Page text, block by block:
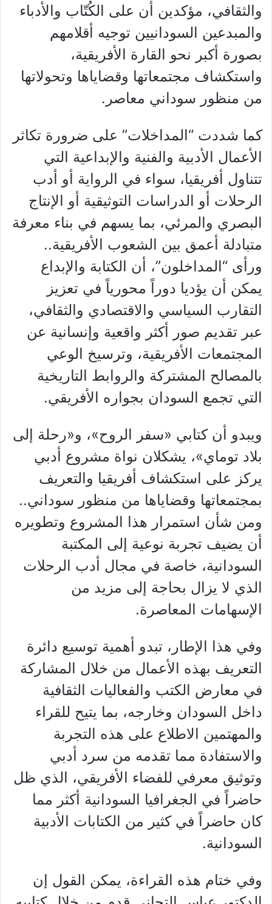
والثقافي، مؤكدين أن على الكُتّاب والأدباء
والمبدعين السودانيين توجيه أقلامهم
بصورة أكبر نحو القارة الأفريقية،
واستكشاف مجتمعاتها وقضاياها وتحولاتها
من منظور سوداني معاصر.
كما شددت “المداخلات” على ضرورة تكاثر
الأعمال الأدبية والفنية والإبداعية التي
تتناول أفريقيا، سواء في الرواية أو أدب
الرحلات أو الدراسات التوثيقية أو الإنتاج
البصري والمرئي، بما يسهم في بناء معرفة
متبادلة أعمق بين الشعوب الأفريقية..
ورأى “المداخلون”، أن الكتابة والإبداع
يمكن أن يؤديا دوراً محورياً في تعزيز
التقارب السياسي والاقتصادي والثقافي،
عبر تقديم صور أكثر واقعية وإنسانية عن
المجتمعات الأفريقية، وترسيخ الوعي
بالمصالح المشتركة والروابط التاريخية
التي تجمع السودان بجواره الأفريقي.
ويبدو أن كتابي «سفر الروح»، و«رحلة إلى
بلاد توماي»، يشكلان نواة مشروع أدبي
يركز على استكشاف أفريقيا والتعريف
بمجتمعاتها وقضاياها من منظور سوداني..
ومن شأن استمرار هذا المشروع وتطويره
أن يضيف تجربة نوعية إلى المكتبة
السودانية، خاصة في مجال أدب الرحلات
الذي لا يزال بحاجة إلى مزيد من
الإسهامات المعاصرة.
وفي هذا الإطار، تبدو أهمية توسيع دائرة
التعريف بهذه الأعمال من خلال المشاركة
في معارض الكتب والفعاليات الثقافية
داخل السودان وخارجه، بما يتيح للقراء
والمهتمين الاطلاع على هذه التجربة
والاستفادة مما تقدمه من سرد أدبي
وتوثيق معرفي للفضاء الأفريقي، الذي ظل
حاضراً في الجغرافيا السودانية أكثر مما
كان حاضراً في كثير من الكتابات الأدبية
السودانية.
وفي ختام هذه القراءة، يمكن القول إن